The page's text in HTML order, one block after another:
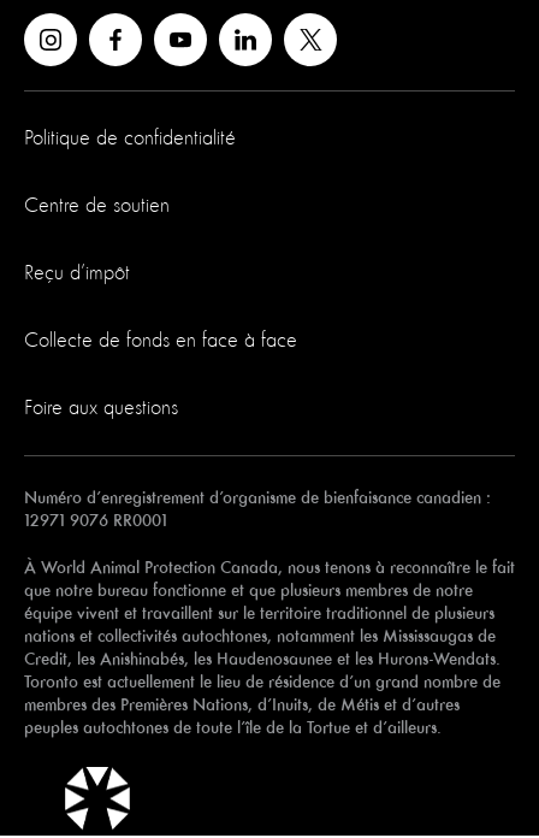
Politique de confidentialité
Centre de soutien
Reçu d’impôt
Collecte de fonds en face à face
Foire aux questions
Numéro d’enregistrement d’organisme de bienfaisance canadien :
12971 9076 RR0001
À World Animal Protection Canada, nous tenons à reconnaître le fait
que notre bureau fonctionne et que plusieurs membres de notre
équipe vivent et travaillent sur le territoire traditionnel de plusieurs
nations et collectivités autochtones, notamment les Mississaugas de
Credit, les Anishinabés, les Haudenosaunee et les Hurons-Wendats.
Toronto est actuellement le lieu de résidence d’un grand nombre de
membres des Premières Nations, d’Inuits, de Métis et d’autres
peuples autochtones de toute l’île de la Tortue et d’ailleurs.